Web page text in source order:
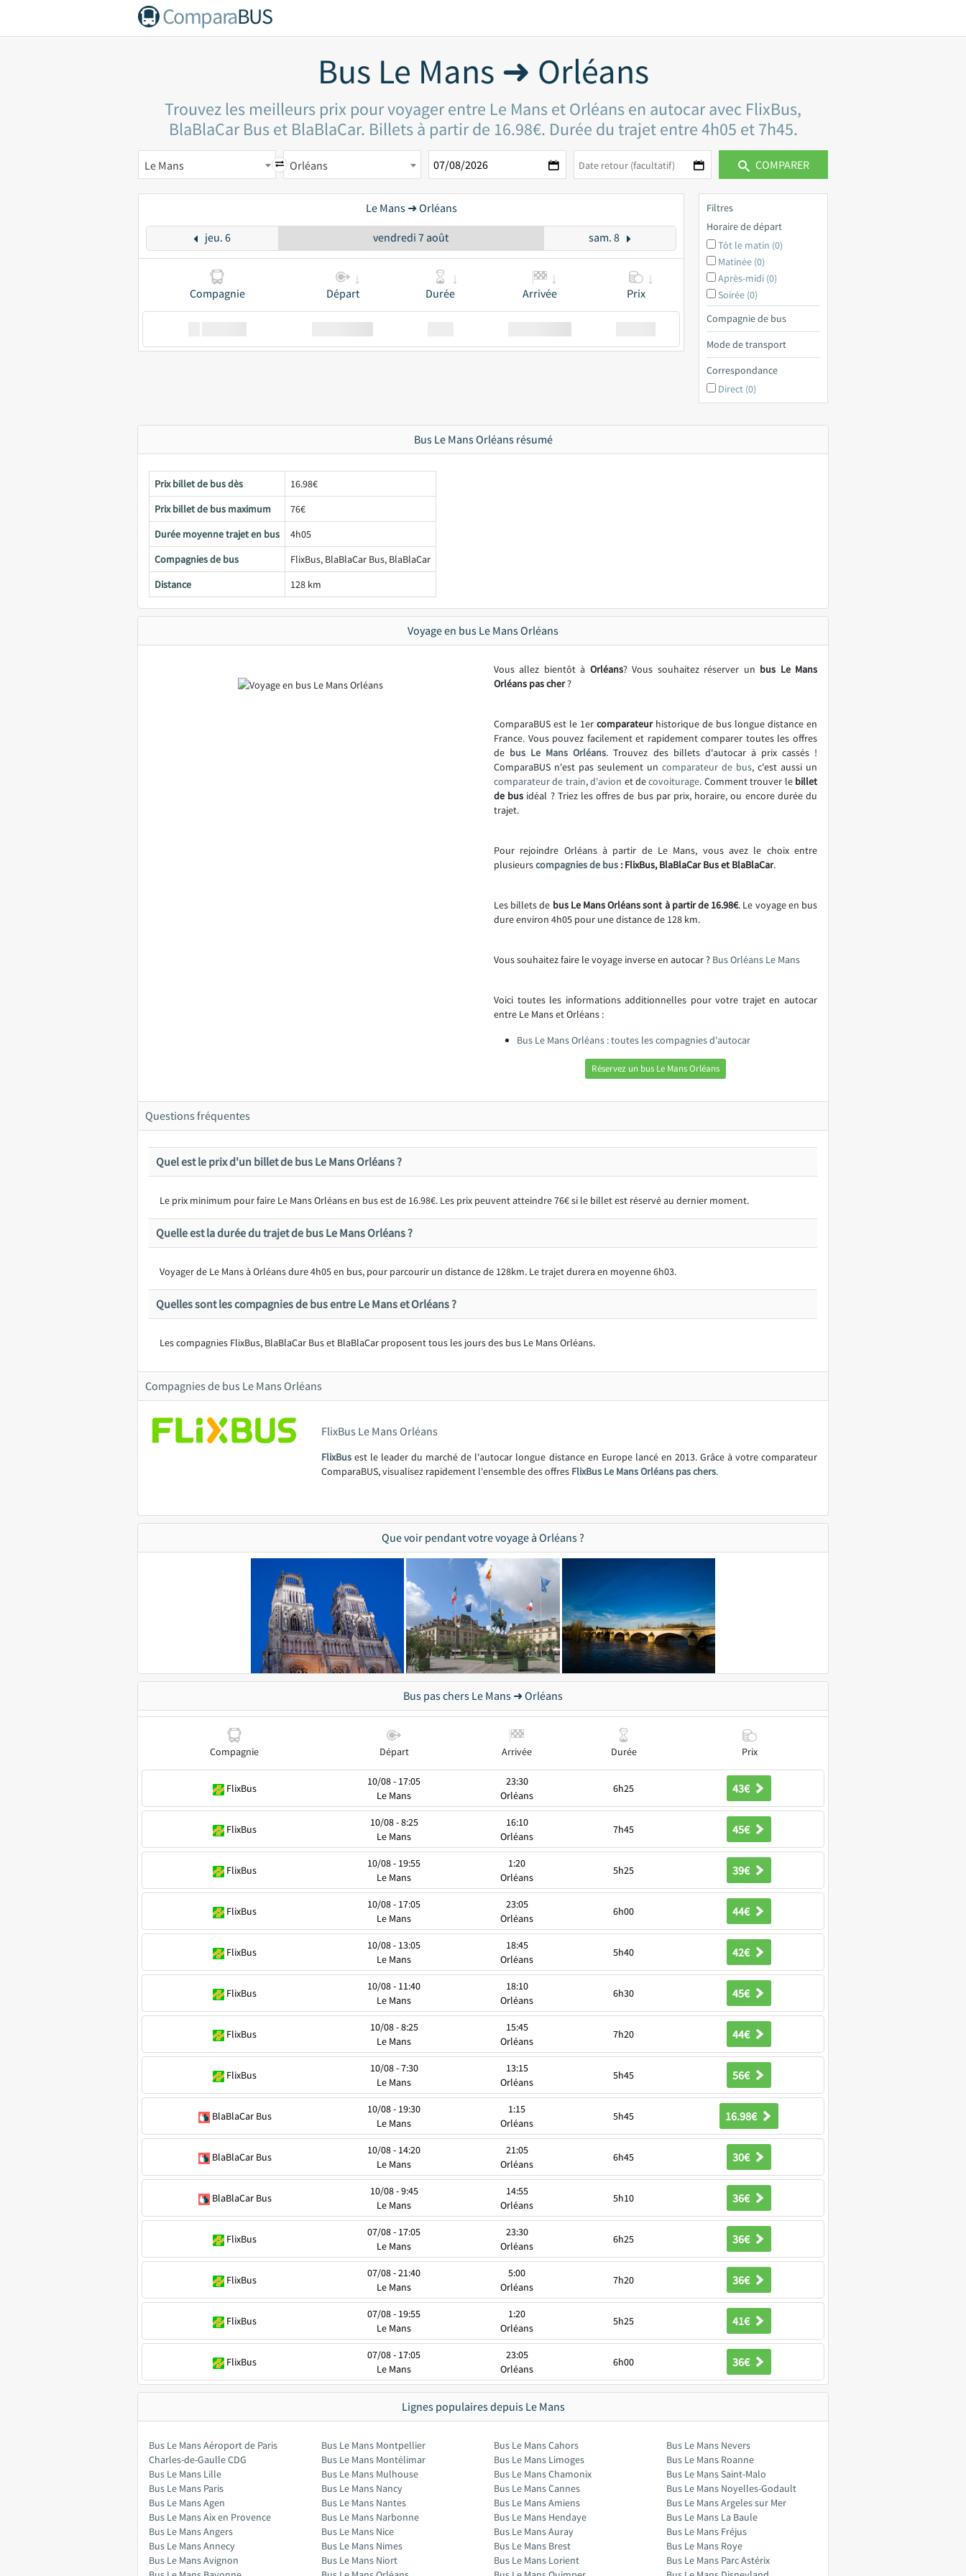
ComparaBUS
Bus Le Mans ➜ Orléans
Trouvez les meilleurs prix pour voyager entre Le Mans et Orléans en autocar avec FlixBus,
BlaBlaCar Bus et BlaBlaCar. Billets à partir de 16.98€. Durée du trajet entre 4h05 et 7h45.
Le Mans Orléans COMPARER
Le Mans ➜ Orléans
jeu. 6 vendredi 7 août sam. 8
Compagnie Départ Durée Arrivée Prix
Filtres
Horaire de départ
Tôt le matin (0)
Matinée (0)
Après-midi (0)
Soirée (0)
Compagnie de bus
Mode de transport
Correspondance
Direct (0)
Bus Le Mans Orléans résumé
Prix billet de bus dès
16.98€
Prix billet de bus maximum
76€
Durée moyenne trajet en bus
4h05
Compagnies de bus
FlixBus, BlaBlaCar Bus, BlaBlaCar
Distance
128 km
Voyage en bus Le Mans Orléans
Vous allez bientôt à Orléans? Vous souhaitez réserver un bus Le Mans
Orléans pas cher?
ComparaBUS est le 1er comparateurhistorique de bus longue distance en
France. Vous pouvez facilement et rapidement comparer toutes les offres
de bus Le Mans Orléans. Trouvez des billets d'autocar à prix cassés !
ComparaBUS n'est pas seulement un comparateur de bus, c'est aussi un
comparateur de train,d'avion et decovoiturage. Comment trouver le billet
de bus idéal ? Triez les offres de bus par prix, horaire, ou encore durée du
trajet.
Pour rejoindre Orléans à partir de Le Mans, vous avez le choix entre
plusieurscompagnies de bus : FlixBus, BlaBlaCar Bus et BlaBlaCar.
Les billets de bus Le Mans Orléans sont à partir de 16.98€. Le voyage en bus
dure environ 4h05 pour une distance de 128 km.
Vous souhaitez faire le voyage inverse en autocar ? Bus Orléans Le Mans
Voici toutes les informations additionnelles pour votre trajet en autocar
entre Le Mans et Orléans :
Bus Le Mans Orléans : toutes les compagnies d'autocar
Réservez un bus Le Mans Orléans
Questions fréquentes
Quel est le prix d'un billet de bus Le Mans Orléans ?
Le prix minimum pour faire Le Mans Orléans en bus est de 16.98€. Les prix peuvent atteindre 76€ si le billet est réservé au dernier moment.
Quelle est la durée du trajet de bus Le Mans Orléans ?
Voyager de Le Mans à Orléans dure 4h05 en bus, pour parcourir un distance de 128km. Le trajet durera en moyenne 6h03.
Quelles sont les compagnies de bus entre Le Mans et Orléans ?
Les compagnies FlixBus, BlaBlaCar Bus et BlaBlaCar proposent tous les jours des bus Le Mans Orléans.
Compagnies de bus Le Mans Orléans
FlixBus Le Mans Orléans
FlixBus est le leader du marché de l'autocar longue distance en Europe lancé en 2013. Grâce à votre comparateur
ComparaBUS, visualisez rapidement l'ensemble des offres FlixBus Le Mans Orléans pas chers.
Que voir pendant votre voyage à Orléans ?
Bus pas chers Le Mans ➜ Orléans
Compagnie Départ Arrivée Durée Prix
FlixBus
10/08 - 17:05
Le Mans
23:30
Orléans
6h25 43€
FlixBus
10/08 - 8:25
Le Mans
16:10
Orléans
7h45 45€
FlixBus
10/08 - 19:55
Le Mans
1:20
Orléans
5h25 39€
FlixBus
10/08 - 17:05
Le Mans
23:05
Orléans
6h00 44€
FlixBus
10/08 - 13:05
Le Mans
18:45
Orléans
5h40 42€
FlixBus
10/08 - 11:40
Le Mans
18:10
Orléans
6h30 45€
FlixBus
10/08 - 8:25
Le Mans
15:45
Orléans
7h20 44€
FlixBus
10/08 - 7:30
Le Mans
13:15
Orléans
5h45 56€
BlaBlaCar Bus
10/08 - 19:30
Le Mans
1:15
Orléans
5h45 16.98€
BlaBlaCar Bus
10/08 - 14:20
Le Mans
21:05
Orléans
6h45 30€
BlaBlaCar Bus
10/08 - 9:45
Le Mans
14:55
Orléans
5h10 36€
FlixBus
07/08 - 17:05
Le Mans
23:30
Orléans
6h25 36€
FlixBus
07/08 - 21:40
Le Mans
5:00
Orléans
7h20 36€
FlixBus
07/08 - 19:55
Le Mans
1:20
Orléans
5h25 41€
FlixBus
07/08 - 17:05
Le Mans
23:05
Orléans
6h00 36€
Lignes populaires depuis Le Mans
Bus Le Mans Aéroport de Paris
Charles-de-Gaulle CDG
Bus Le Mans Lille
Bus Le Mans Paris
Bus Le Mans Agen
Bus Le Mans Aix en Provence
Bus Le Mans Angers
Bus Le Mans Annecy
Bus Le Mans Avignon
Bus Le Mans Montpellier
Bus Le Mans Montélimar
Bus Le Mans Mulhouse
Bus Le Mans Nancy
Bus Le Mans Nantes
Bus Le Mans Narbonne
Bus Le Mans Nice
Bus Le Mans Nimes
Bus Le Mans Niort
Bus Le Mans Cahors
Bus Le Mans Limoges
Bus Le Mans Chamonix
Bus Le Mans Cannes
Bus Le Mans Amiens
Bus Le Mans Hendaye
Bus Le Mans Auray
Bus Le Mans Brest
Bus Le Mans Lorient
Bus Le Mans Nevers
Bus Le Mans Roanne
Bus Le Mans Saint-Malo
Bus Le Mans Noyelles-Godault
Bus Le Mans Argeles sur Mer
Bus Le Mans La Baule
Bus Le Mans Fréjus
Bus Le Mans Roye
Bus Le Mans Parc Astérix